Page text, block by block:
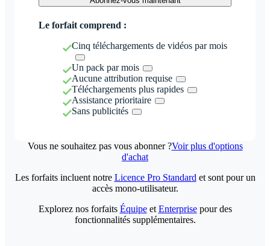
Le forfait comprend :
Cinq téléchargements de vidéos par mois
Un pack par mois
Aucune attribution requise
Téléchargements plus rapides
Assistance prioritaire
Sans publicités
Vous ne souhaitez pas vous abonner ?Voir plus d'options
d'achat
Les forfaits incluent notre Licence Pro Standard et sont pour un
accès mono-utilisateur.
Explorez nos forfaits Équipeet Enterprisepour des
fonctionnalités supplémentaires.